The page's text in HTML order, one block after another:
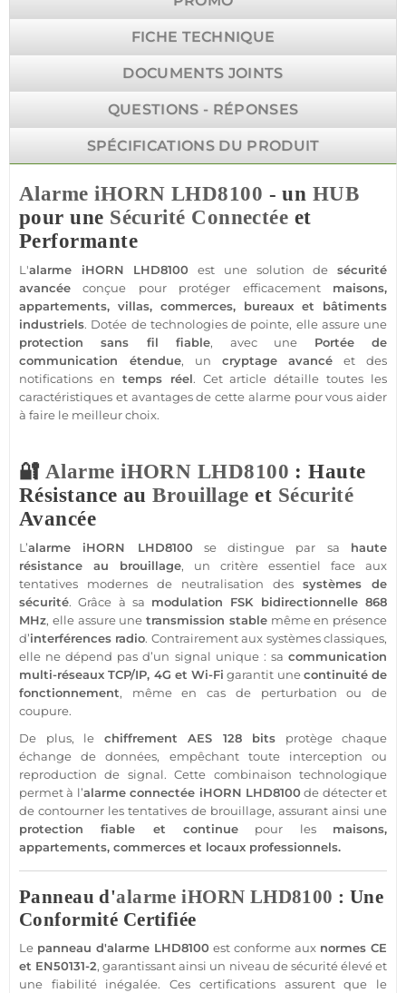
FICHE TECHNIQUE
DOCUMENTS JOINTS
QUESTIONS - RÉPONSES
SPÉCIFICATIONS DU PRODUIT
Alarme iHORN LHD8100 - un HUB
pour une Sécurité Connectée et
Performante
L'alarme iHORN LHD8100 est une solution desécurité
avancée conçue pour protéger efficacement maisons,
appartements, villas, commerces, bureaux et bâtiments
industriels. Dotée de technologies de pointe, elle assure une
protection sans filfiable, avec une Portéede
communication étendue, un cryptage avancé et des
notifications en temps réel. Cet article détaille toutes les
caractéristiques et avantages de cette alarmepour vous aider
à faire le meilleur choix.
🔐 Alarme iHORN LHD8100 : Haute
Résistance auBrouillage et Sécurité
Avancée
L’alarme iHORN LHD8100se distingue par sa haute
résistance au brouillage, un critère essentiel face aux
tentatives modernes de neutralisation des systèmes de
sécurité. Grâce à sa modulation FSKbidirectionnelle868
MHz, elle assure une transmission stablemême en présence
d’interférences radio. Contrairement aux systèmes classiques,
elle ne dépend pas d’un signal unique : sa communication
multi-réseaux TCP/IP, 4G et Wi-Fi garantit unecontinuité de
fonctionnement, même en cas de perturbation ou de
coupure.
De plus, le chiffrement AES 128 bits protège chaque
échange de données, empêchant toute interception ou
reproduction de signal. Cette combinaison technologique
permet à l’alarme connectée iHORN LHD8100de détecter et
de contourner les tentatives de brouillage, assurant ainsi une
protection
fiable et continue pour les maisons,
appartements, commerces et locaux professionnels.
Panneau d'alarme iHORN LHD8100 : Une
Conformité Certifiée
Le panneau d'alarme LHD8100 est conforme aux normes CE
et EN50131-2, garantissant ainsi un niveau desécuritéélevé et
une fiabilité inégalée. Ces certifications assurent que le